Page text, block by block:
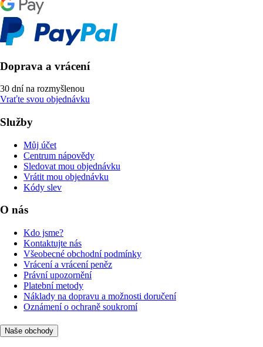
Doprava a vrácení
30 dní na rozmyšlenou
Vraťte svou objednávku
Služby
Můj účet
Centrum nápovědy
Sledovat mou objednávku
Vrátit mou objednávku
Kódy slev
O nás
Kdo jsme?
Kontaktujte nás
Všeobecné obchodní podmínky
Vrácení a vrácení peněz
Právní upozornění
Platební metody
Náklady na dopravu a možnosti doručení
Oznámení o ochraně soukromí
Naše obchody